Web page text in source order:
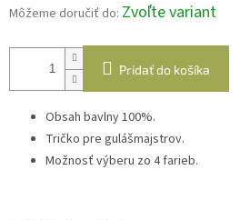
Môžeme doručiť do: Zvoľte variant
Pridať do košíka
Obsah bavlny 100%.
Tričko pre gulášmajstrov.
Možnosť výberu zo 4 farieb.